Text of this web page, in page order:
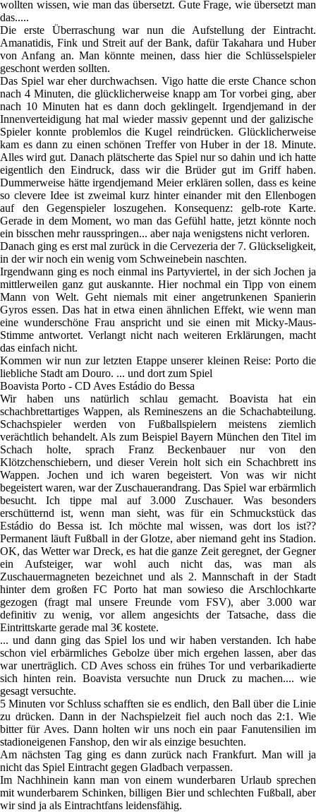
wollten wissen, wie man das übersetzt. Gute Frage, wie übersetzt man
das.....
Die erste Überraschung war nun die Aufstellung der Eintracht.
Amanatidis, Fink und Streit auf der Bank, dafür Takahara und Huber
von Anfang an. Man könnte meinen, dass hier die Schlüsselspieler
geschont werden sollten.
Das Spiel war eher durchwachsen. Vigo hatte die erste Chance schon
nach 4 Minuten, die glücklicherweise knapp am Tor vorbei ging, aber
nach 10 Minuten hat es dann doch geklingelt. Irgendjemand in der
Innenverteidigung hat mal wieder massiv gepennt und der galizische
Spieler konnte problemlos die Kugel reindrücken. Glücklicherweise
kam es dann zu einen schönen Treffer von Huber in der 18. Minute.
Alles wird gut. Danach plätscherte das Spiel nur so dahin und ich hatte
eigentlich den Eindruck, dass wir die Brüder gut im Griff haben.
Dummerweise hätte irgendjemand Meier erklären sollen, dass es keine
so clevere Idee ist zweimal kurz hinter einander mit den Ellenbogen
auf den Gegenspieler loszugehen. Konsequenz: gelb-rote Karte.
Gerade in dem Moment, wo man das Gefühl hatte, jetzt könnte noch
ein bisschen mehr rausspringen... aber naja wenigstens nicht verloren.
Danach ging es erst mal zurück in die Cervezeria der 7. Glückseligkeit,
in der wir noch ein wenig vom Schweinebein naschten.
Irgendwann ging es noch einmal ins Partyviertel, in der sich Jochen ja
mittlerweilen ganz gut auskannte. Hier nochmal ein Tipp von einem
Mann von Welt. Geht niemals mit einer angetrunkenen Spanierin
Gyros essen. Das hat in etwa einen ähnlichen Effekt, wie wenn man
eine wunderschöne Frau anspricht und sie einen mit Micky-Maus-
Stimme antwortet. Verlangt nicht nach weiteren Erklärungen, macht
das einfach nicht.
Kommen wir nun zur letzten Etappe unserer kleinen Reise: Porto die
liebliche Stadt am Douro. ... und dort zum Spiel
Boavista Porto - CD Aves Estádio do Bessa
Wir haben uns natürlich schlau gemacht. Boavista hat ein
schachbrettartiges Wappen, als Remineszens an die Schachabteilung.
Schachspieler werden von Fußballspielern meistens ziemlich
verächtlich behandelt. Als zum Beispiel Bayern München den Titel im
Schach holte, sprach Franz Beckenbauer nur von den
Klötzchenschiebern, und dieser Verein holt sich ein Schachbrett ins
Wappen. Jochen und ich waren begeistert. Von was wir nicht
begeistert waren, war der Zuschauerandrang. Das Spiel war erbärmlich
besucht. Ich tippe mal auf 3.000 Zuschauer. Was besonders
erschütternd ist, wenn man sieht, was für ein Schmuckstück das
Estádio do Bessa ist. Ich möchte mal wissen, was dort los ist??
Permanent läuft Fußball in der Glotze, aber niemand geht ins Stadion.
OK, das Wetter war Dreck, es hat die ganze Zeit geregnet, der Gegner
ein Aufsteiger, war wohl auch nicht das, was man als
Zuschauermagneten bezeichnet und als 2. Mannschaft in der Stadt
hinter dem großen FC Porto hat man sowieso die Arschlochkarte
gezogen (fragt mal unsere Freunde vom FSV), aber 3.000 war
definitiv zu wenig, vor allem angesichts der Tatsache, dass die
Eintrittskarte gerade mal 3€ kostete.
... und dann ging das Spiel los und wir haben verstanden. Ich habe
schon viel erbärmliches Gebolze über mich ergehen lassen, aber das
war unerträglich. CD Aves schoss ein frühes Tor und verbarikadierte
sich hinten rein. Boavista versuchte nun Druck zu machen.... wie
gesagt versuchte.
5 Minuten vor Schluss schafften sie es endlich, den Ball über die Linie
zu drücken. Dann in der Nachspielzeit fiel auch noch das 2:1. Wie
bitter für Aves. Dann holten wir uns noch ein paar Fanutensilien im
stadioneigenen Fanshop, den wir als einzige besuchten.
Am nächsten Tag ging es dann zurück nach Frankfurt. Man will ja
nicht das Spiel Eintracht gegen Gladbach verpassen.
Im Nachhinein kann man von einem wunderbaren Urlaub sprechen
mit wunderbarem Schinken, billigen Bier und schlechten Fußball, aber
wir sind ja als Eintrachtfans leidensfähig.